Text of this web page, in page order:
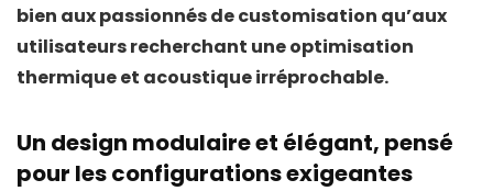
bien aux passionnés de customisation qu’aux
utilisateurs recherchant une optimisation
thermique et acoustique irréprochable.
Un design modulaire et élégant, pensé
pour les configurations exigeantes